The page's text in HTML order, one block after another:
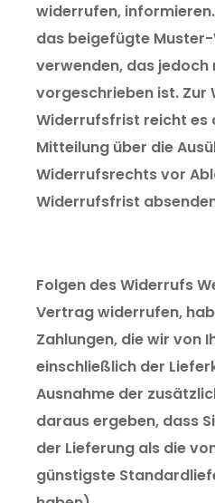
widerrufen,
das beigefügte
verwenden, das jedoch
vorgeschrieben ist. Zur
Widerrufsfrist reicht es
Mitteilung über die
Widerrufsrechts vor
Widerrufsfrist
Folgen des Widerrufs
Vertrag widerrufen,
Zahlungen, die wir von
einschließlich der
Ausnahme der
daraus ergeben, dass
der Lieferung als die
günstigste